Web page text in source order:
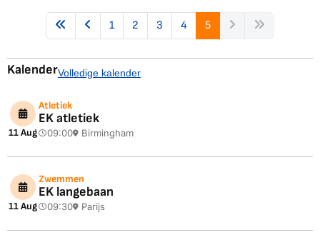
1 2 3 4 5
KalenderVolledige kalender
11 Aug
Atletiek
EK atletiek
09:00 Birmingham
11 Aug
Zwemmen
EK langebaan
09:30 Parijs